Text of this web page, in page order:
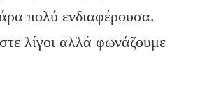
πολύ ενδιαφέρουσα.
λίγοι αλλά φωνάζουμε